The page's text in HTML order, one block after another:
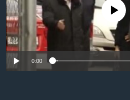
ອິດສະຫຼະພາບດ້ານການຂ່າວ
ຊີວິດຊາວລາວ
ຊຸມຊົນຊາວລາວ
ວິທະຍາສາດ-ເທັກໂນໂລຈີ
No media source
0:00